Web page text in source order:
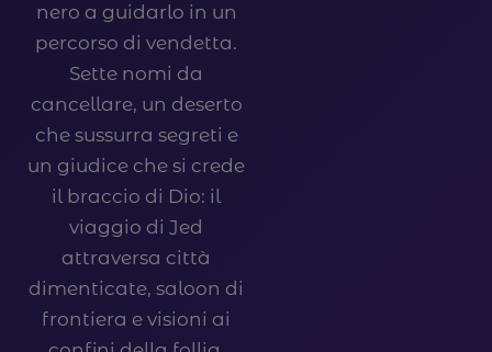
nero a guidarlo in un
percorso di vendetta.
Sette nomi da
cancellare, un deserto
che sussurra segreti e
un giudice che si crede
il braccio di Dio: il
viaggio di Jed
attraversa città
dimenticate, saloon di
frontiera e visioni ai